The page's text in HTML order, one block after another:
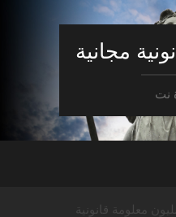
مجانية
نت